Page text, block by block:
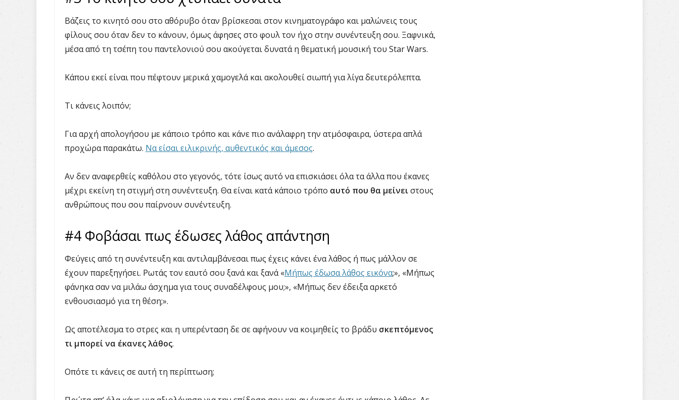
Βάζεις το κινητό σου στο αθόρυβο όταν βρίσκεσαι στον κινηματογράφο και μαλώνεις τους
φίλους σου όταν δεν το κάνουν, όμως άφησες στο φουλ τον ήχο στην συνέντευξη σου. Ξαφνικά,
μέσα από τη τσέπη του παντελονιού σου ακούγεται δυνατά η θεματική μουσική του StarWars.
Κάπου εκεί είναι που πέφτουν μερικά χαμογελά και ακολουθεί σιωπή για λίγα δευτερόλεπτα.
Τι κάνεις λοιπόν;
Για αρχή απολογήσου με κάποιο τρόπο και κάνε πιο ανάλαφρη την ατμόσφαιρα, ύστερα απλά
προχώρα παρακάτω. Να είσαι ειλικρινής, αυθεντικός και άμεσος.
Αν δεν αναφερθείς καθόλου στο γεγονός, τότε ίσως αυτό να επισκιάσει όλα τα άλλα που έκανες
μέχρι εκείνη τη στιγμή στη συνέντευξη. Θα είναι κατά κάποιο τρόπο αυτό που θα μείνειστους
ανθρώπους που σου παίρνουν συνέντευξη.
#4 Φοβάσαι πως έδωσες λάθος απάντηση
Φεύγεις από τη συνέντευξη και αντιλαμβάνεσαι πως έχεις κάνει ένα λάθος ή πως μάλλον σε
έχουν παρεξηγήσει. Ρωτάς τον εαυτό σου ξανά και ξανά «Μήπως έδωσα λάθος εικόνα;», «Μήπως
φάνηκα σαν να μιλάω άσχημα για τους συναδέλφους μου;», «Μήπως δεν έδειξα αρκετό
ενθουσιασμό για τη θέση;».
Ως αποτέλεσμα το στρες και η υπερένταση δε σε αφήνουν να κοιμηθείς το βράδυ σκεπτόμενος
τι μπορεί να έκανες λάθος.
Οπότε τι κάνεις σε αυτή τη περίπτωση;